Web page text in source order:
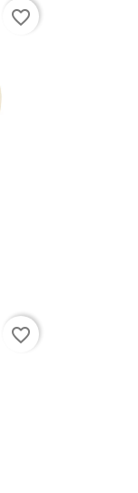
favorite_border
favorite_border